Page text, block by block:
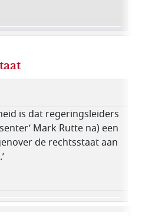
is dat regeringsleiders
Mark Rutte na) een
de rechtsstaat aan